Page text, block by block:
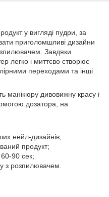
у вигляді пудри, за
приголомшливі дизайни
Завдяки
легко і миттєво створює
переходами та інші
манікюру дивовижну красу і
дозатора, на
нейл-дизайнів;
продукт;
90 сек;
з розпилювачем.